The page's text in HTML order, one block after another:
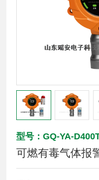
型号：GQ-YA-
可燃有毒气体报